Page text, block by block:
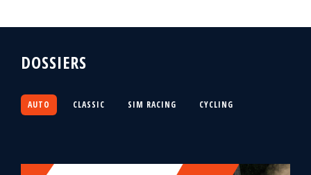
DOSSIERS
AUTO CLASSIC SIM RACING CYCLING